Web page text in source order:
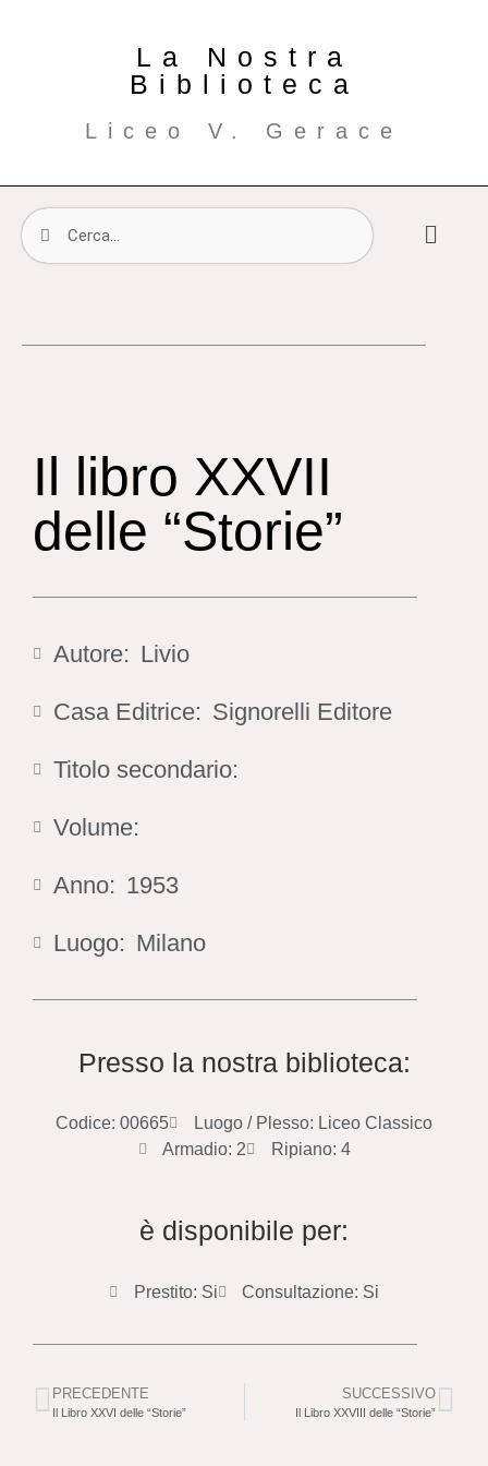
La Nostra
Biblioteca
Liceo V. Gerace
Il libro XXVII
delle “Storie”
Autore: Livio
Casa Editrice: Signorelli Editore
Titolo secondario:
Volume:
Anno: 1953
Luogo: Milano
Presso la nostra biblioteca:
Codice: 00665
Luogo / Plesso: Liceo Classico
Armadio: 2
Ripiano: 4
è disponibile per:
Prestito: Si Consultazione: Si
PRECEDENTE
Il Libro XXVI delle “Storie”
SUCCESSIVO
Il Libro XXVIII delle “Storie”